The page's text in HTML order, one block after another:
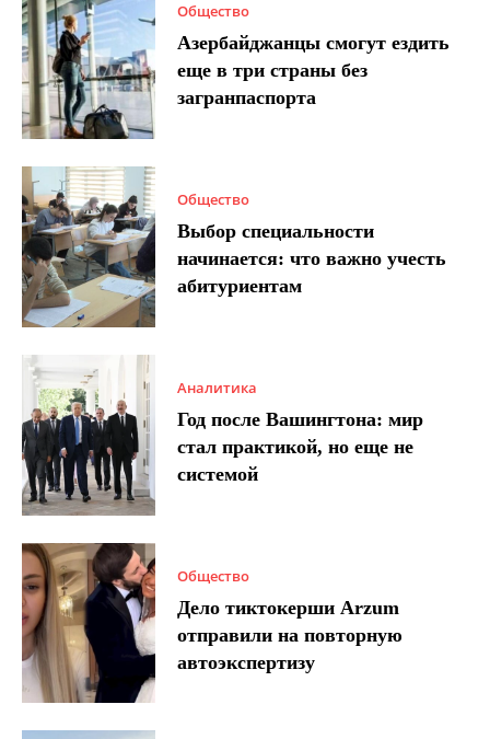
Общество
Азербайджанцы смогут ездить
еще в три страны без
загранпаспорта
Общество
Выбор специальности
начинается: что важно учесть
абитуриентам
Аналитика
Год после Вашингтона: мир
стал практикой, но еще не
системой
Общество
Дело тиктокерши Arzum
отправили на повторную
автоэкспертизу